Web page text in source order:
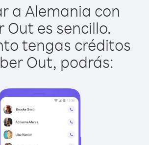
a Alemania con
Out es sencillo.
tengas créditos
Out, podrás: